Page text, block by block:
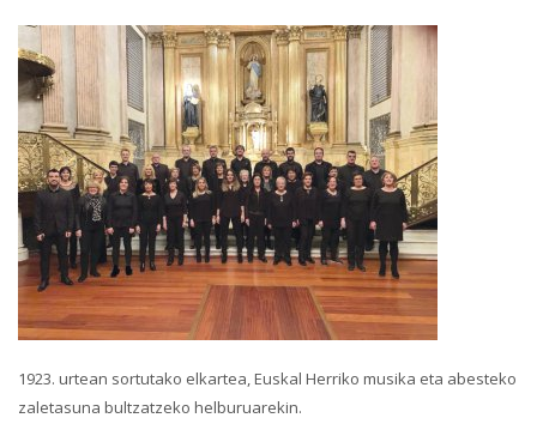
1923. urtean sortutako elkartea, Euskal Herriko musika eta abesteko
zaletasuna bultzatzeko helburuarekin.